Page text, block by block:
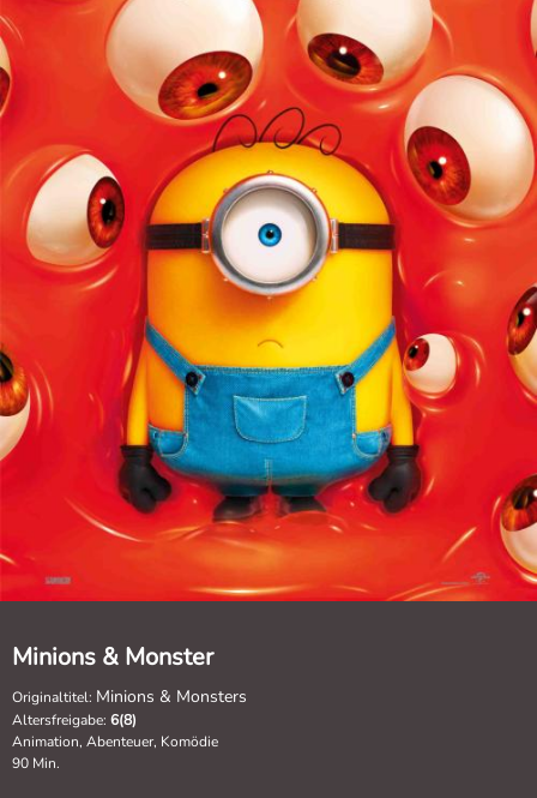
Minions & Monster
Originaltitel: Minions & Monsters
Altersfreigabe: 6(8)
Animation, Abenteuer, Komödie
90 Min.